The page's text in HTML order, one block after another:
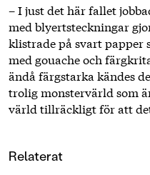
– I just det här fallet
med blyertsteckningar
klistrade på svart papper
med gouache och
ändå färgstarka kändes
trolig monstervärld som
värld tillräckligt för att
Relaterat